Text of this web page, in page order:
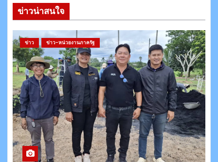
ข่าวน่าสนใจ
ข่าว ข่าว-หน่วยงานภาครัฐ